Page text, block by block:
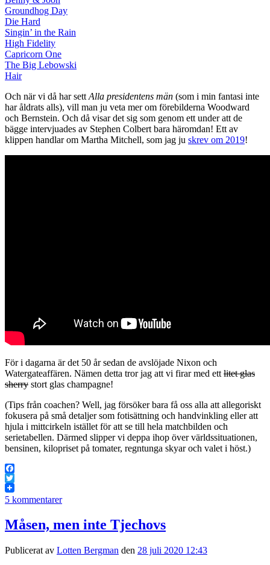
Groundhog Day
Die Hard
Singin’ in the Rain
High Fidelity
Capricorn One
The Big Lebowski
Hair
Och när vi då har sett Alla presidentens män (som i min fantasi inte
har åldrats alls), vill man ju veta mer om förebilderna Woodward
och Bernstein. Och då visar det sig som genom ett under att de
bägge intervjuades av Stephen Colbert bara häromdan! Ett av
klippen handlar om Martha Mitchell, som jag ju skrev om 2019!
För i dagarna är det 50 år sedan de avslöjade Nixon och
Watergateaffären. Nämen detta tror jag att vi firar med ett litet glas
sherry stort glas champagne!
(Tips från coachen? Well, jag försöker bara få oss alla att allegoriskt
fokusera på små detaljer som fotisättning och handvinkling eller att
hjula i mittcirkeln istället för att se till hela matchbilden och
serietabellen. Därmed slipper vi deppa ihop över världssituationen,
bensinen, kilopriset på tomater, regntunga skyar och valet i höst.)
Facebook
Twitter
5 kommentarer
Måsen, men inte Tjechovs
Publicerat av Lotten Bergman den 28 juli 2020 12:43